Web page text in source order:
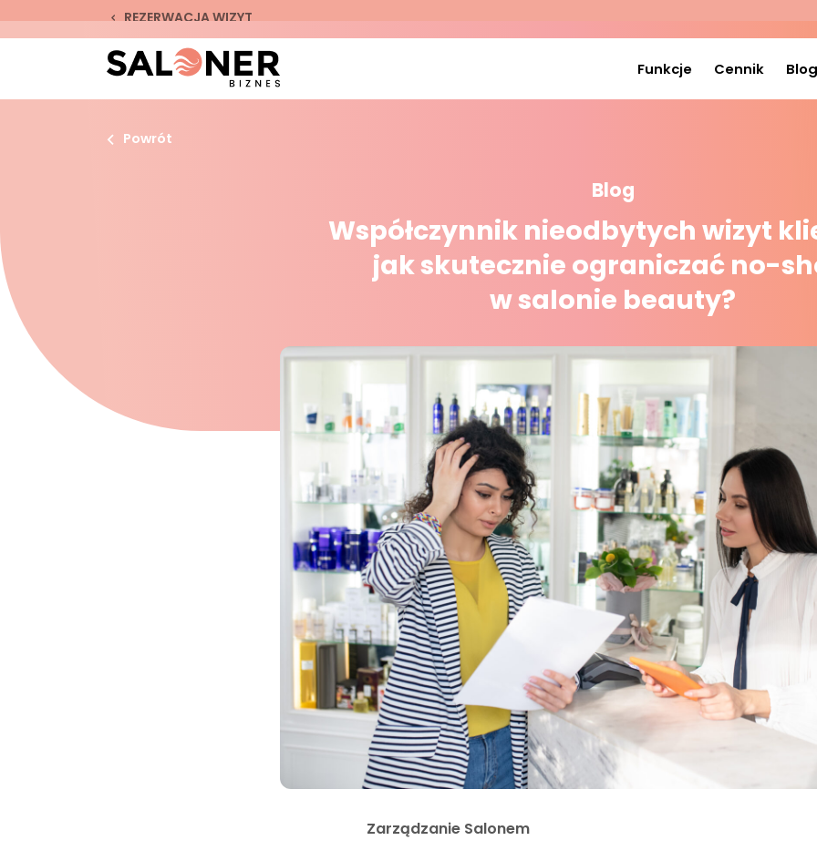
REZERWACJA WIZYT
Funkcje Cennik Blog
Powrót
Blog
Współczynnik nieodbytych wizyt
jak skutecznie ograniczać no-
w salonie beauty?
Zarządzanie Salonem